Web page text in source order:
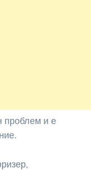
проблем и е